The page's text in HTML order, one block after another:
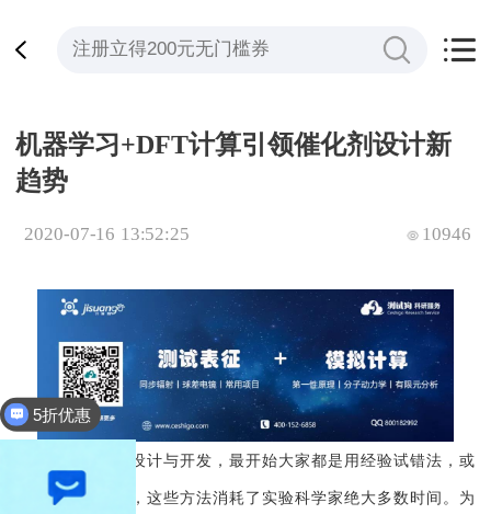
机器学习+DFT计算引领催化剂设计新
趋势
2020-07-16 13:52:25 10946
对于传统催化剂设计与开发，最开始大家都是用经验试错法，或
化学原理开发法，这些方法消耗了实验科学家绝大多数时间。 为
5折优惠
全平台立减200